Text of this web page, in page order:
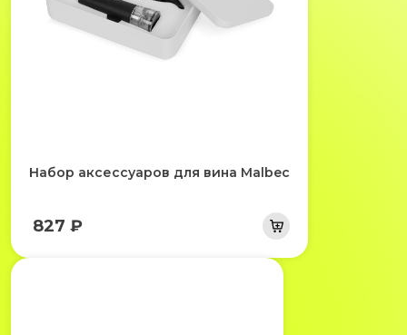
Набор аксессуаров для вина Malbec
827 ₽